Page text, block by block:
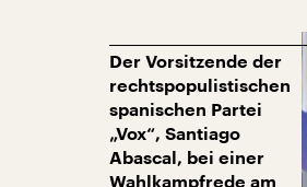
Der Vorsitzende der
rechtspopulistischen
spanischen Partei
„Vox“, Santiago
Abascal, bei einer
Wahlkampfrede am